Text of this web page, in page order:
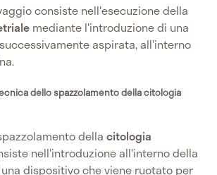
consiste nell'esecuzione della
mediante l'introduzione di una
aspirata, all'interno
dello spazzolamento della citologia
della citologia
nell'introduzione all'interno della
dispositivo che viene ruotato per